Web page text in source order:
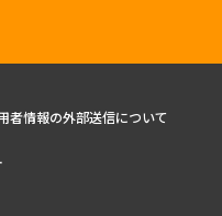
者情報の外部送信について